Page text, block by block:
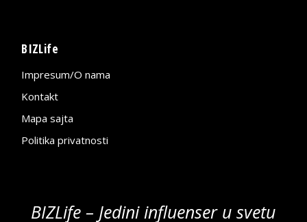
BIZLife
Impresum/O nama
Kontakt
Mapa sajta
Politika privatnosti
BIZLife – Jedini influenser u svetu